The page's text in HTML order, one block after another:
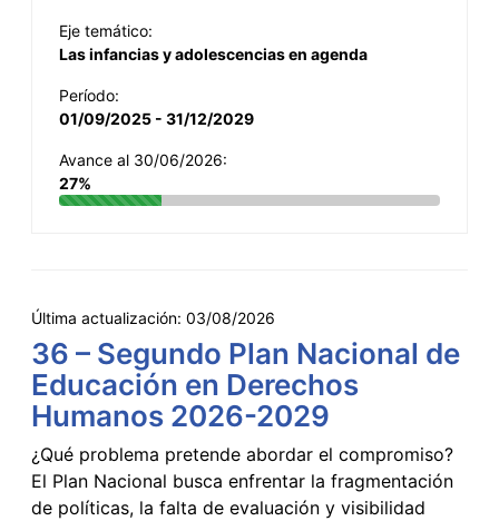
Eje temático:
Las infancias y adolescencias en agenda
Período:
01/09/2025 - 31/12/2029
Avance al 30/06/2026:
27%
Última actualización: 03/08/2026
36 – Segundo Plan Nacional de
Educación en Derechos
Humanos 2026-2029
¿Qué problema pretende abordar el compromiso?
El Plan Nacional busca enfrentar la fragmentación
de políticas, la falta de evaluación y visibilidad